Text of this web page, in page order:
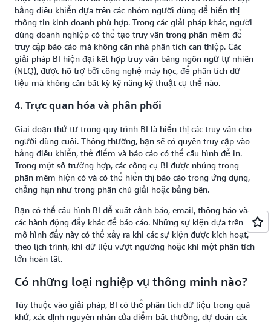
bảng điều khiển dựa trên các nhóm người dùng để hiển thị
thông tin kinh doanh phù hợp. Trong các giải pháp khác, người
dùng doanh nghiệp có thể tạo truy vấn trong phần mềm để
truy cập báo cáo mà không cần nhà phân tích can thiệp. Các
giải pháp BI hiện đại kết hợp truy vấn bằng ngôn ngữ tự nhiên
(NLQ), được hỗ trợ bởi công nghệ máy học, để phân tích dữ
liệu mà không cần bất kỳ kỹ năng kỹ thuật cụ thể nào.
4. Trực quan hóa và phân phối
Giai đoạn thứ tư trong quy trình BI là hiển thị các truy vấn cho
người dùng cuối. Thông thường, bạn sẽ có quyền truy cập vào
bảng điều khiển, thẻ điểm và báo cáo có thể cấu hình để in.
Trong một số trường hợp, các công cụ BI được nhúng trong
phần mềm hiện có và có thể hiển thị báo cáo trong ứng dụng,
chẳng hạn như trong phần chú giải hoặc bảng bên.
Bạn có thể cấu hình BI để xuất cảnh báo, email, thông báo và
các hành động đẩy khác để báo cáo. Những sự kiện dựa trên
mô hình đẩy này có thể xảy ra khi các sự kiện được kích hoạt,
theo lịch trình, khi dữ liệu vượt ngưỡng hoặc khi một phân tích
lớn hoàn tất.
Có những loại nghiệp vụ thông minh nào?
Tùy thuộc vào giải pháp, BI có thể phân tích dữ liệu trong quá
khứ, xác định nguyên nhân của điểm bất thường, dự đoán các